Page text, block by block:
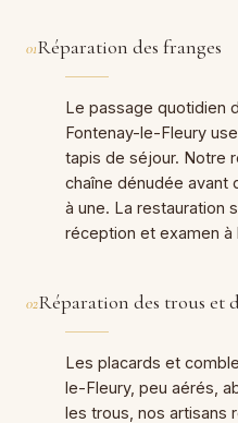
01Réparation des franges
Le passage quotidien
Fontenay-le-Fleury
tapis de séjour. Notre
chaîne dénudée avant
à une. La restauration
réception et examen à
02Réparation des trous et
Les placards et
le-Fleury, peu aérés,
les trous, nos artisans